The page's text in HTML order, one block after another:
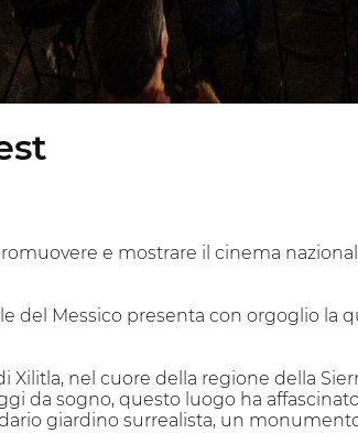
e mostrare il cinema
del Messico presenta con orgoglio la
Xilitla, nel cuore della regione della
da sogno, questo luogo ha
giardino surrealista, un